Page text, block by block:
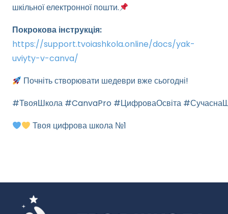
шкільної електронної пошти.
Покрокова інструкція:
https://support.tvoiashkola.online/docs/yak-
uviyty-v-canva/
Почніть створювати шедеври вже сьогодні!
#ТвояШкола #CanvaPro #ЦифроваОсвіта
Твоя цифрова школа №1